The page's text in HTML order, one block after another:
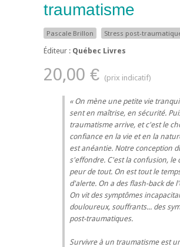
traumatisme
Pascale Brillon Stress post-
Éditeur : Québec Livres
20,00 €
On mène une petite vie
sent en maîtrise, en sécurité.
traumatisme arrive, et c'est le
confiance en la vie et en la
est anéantie. Notre conception
s'effondre. C'est la confusion, le
peur de tout. On est tout le
d'alerte. On a des flash-back de
On vit des symptômes
douloureux, souffrants... des
post-traumatiques.
Survivre à un traumatisme est